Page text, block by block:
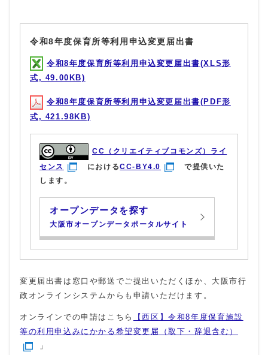
令和8年度保育所等利用申込変更届出書
令和8年度保育所等利用申込変更届出書(XLS形
式, 49.00KB)
令和8年度保育所等利用申込変更届出書(PDF形
式, 421.98KB)
CC（クリエイティブコモンズ）ライ
センス
におけるCC-BY4.0
で提供いた
します。
オープンデータを探す
大阪市オープンデータポータルサイト
変更届出書は窓口や郵送でご提出いただくほか、大阪市行
政オンラインシステムからも申請いただけます。
オンラインでの申請はこちら
【西区】令和8年度保育施設
等の利用申込みにかかる希望変更届（取下・辞退含む）
」